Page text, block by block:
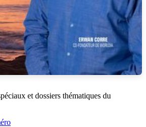
et dossiers thématiques du